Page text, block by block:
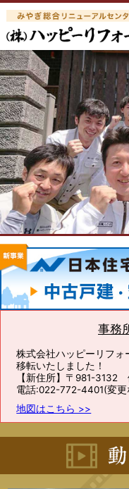
事務
株式会社ハッピーリフ
移転いたしました！
【新住所】〒981-3132
電話:022-772-4401(変更
地図はこちら >>